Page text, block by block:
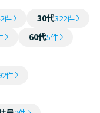
件 30代322件
60代5件
件